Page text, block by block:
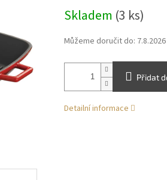
cena:
Skladem (3 ks)
Můžeme doručit do: 7.8.2026
Přidat
Detailní informace